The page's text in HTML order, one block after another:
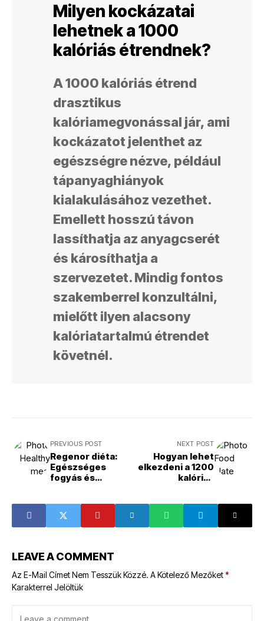
Milyen kockázatai
lehetnek a 1000
kalóriás étrendnek?
A 1000 kalóriás étrend
drasztikus
kalóriamegvonással jár, ami
kockázatot jelenthet az
egészségre nézve, például
tápanyaghiányok
kialakulásához vezethet.
Emellett hosszú távon
lassíthatja az anyagcserét
és károsíthatja a
szervezetet. Mindig fontos
szakemberrel konzultálni,
mielőtt ilyen alacsony
kalóriatartalmú étrendet
követnél.
PREVIOUS POST
Regenor diéta:
Egészséges
fogyás és
NEXT POST
Hogyan lehet
elkezdeni a 1200
kalóriás
LEAVE A COMMENT
Az E-Mail Címet Nem Tesszük Közzé. A Kötelező Mezőket*
Karakterrel Jelöltük